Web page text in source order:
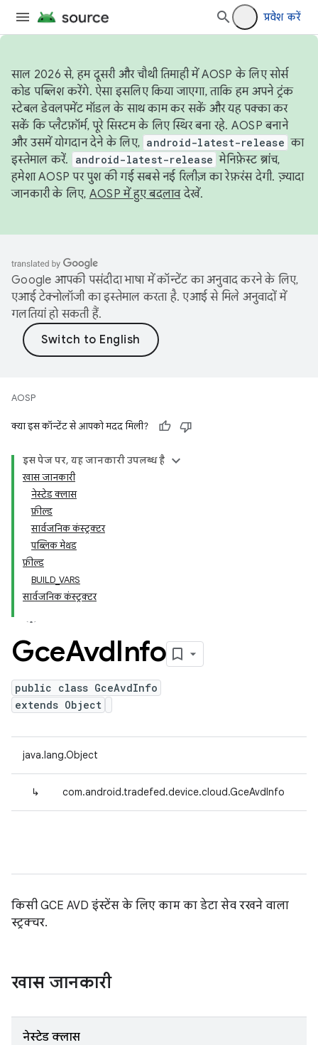
प्रवेश करें
साल 2026 से, हम दूसरी और चौथी तिमाही में AOSP के लिए सोर्स
कोड पब्लिश करेंगे. ऐसा इसलिए किया जाएगा, ताकि हम अपने ट्रंक
स्टेबल डेवलपमेंट मॉडल के साथ काम कर सकें और यह पक्का कर
सकें कि प्लैटफ़ॉर्म, पूरे सिस्टम के लिए स्थिर बना रहे. AOSP बनाने
और उसमें योगदान देने के लिए, android-latest-release का
इस्तेमाल करें.
android-latest-release मेनिफ़ेस्ट ब्रांच,
हमेशा AOSP पर पुश की गई सबसे नई रिलीज़ का रेफ़रंस देगी. ज़्यादा
जानकारी के लिए, AOSP में हुए बदलावदेखें.
Google आपकी पसंदीदा भाषा में कॉन्टेंट का अनुवाद करने के लिए,
एआई टेक्नोलॉजी का इस्तेमाल करता है. एआई से मिले अनुवादों में
गलतियां हो सकती हैं.
AOSP
क्या इस कॉन्टेंट से आपको मदद मिली?
इस पेज पर, यह जानकारी उपलब्ध है
खास जानकारी
नेस्टेड क्लास
फ़ील्ड
सार्वजनिक कंस्ट्रक्टर
पब्लिक मेथड
फ़ील्ड
BUILD_VARS
सार्वजनिक कंस्ट्रक्टर
GceAvdInfo
public class GceAvdInfo
extends Object
java.lang.Object
↳ com.android.tradefed.device.cloud.GceAvdInfo
किसी GCE AVD इंस्टेंस के लिए काम का डेटा सेव रखने वाला
स्ट्रक्चर.
खास जानकारी
नेस्टेड क्लास